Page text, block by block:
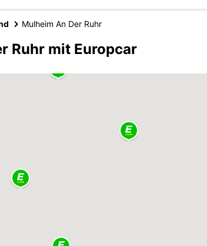
Mulheim An Der Ruhr
Ruhr mit Europcar